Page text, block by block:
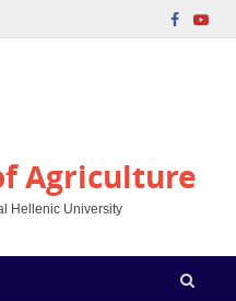
Agriculture
Hellenic University